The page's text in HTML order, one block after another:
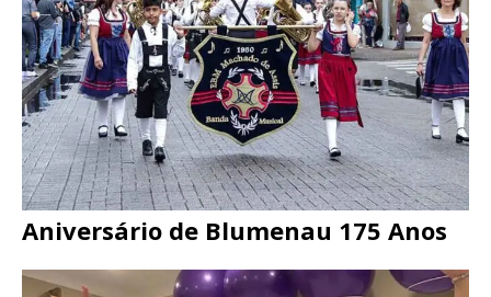
Aniversário de Blumenau 175 Anos